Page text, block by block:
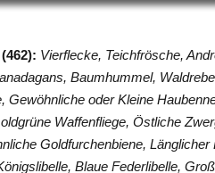
Vierflecke, Teichfrösche,
Baumhummel,
Gewöhnliche oder Kleine
Waffenfliege, Östliche
Goldfurchenbiene,
Blaue Federlibelle,